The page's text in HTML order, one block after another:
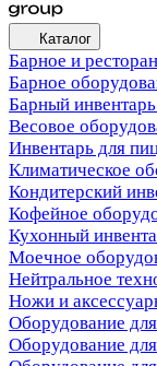
Каталог
Барное и
Барное
Барный инвентарь
Весовое
Инвентарь для
Климатическое
Кондитерский
Кофейное
Кухонный
Моечное
Нейтральное
Ножи и
Оборудование
Оборудование